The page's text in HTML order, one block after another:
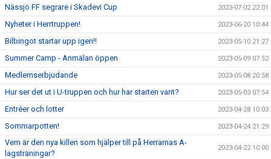
Nässjö FF segrare i Skadevi Cup 2023-07-02 22:01
Nyheter i Herrtruppen! 2023-06-20 10:44
Bilbingot startar upp igen!! 2023-05-10 21:27
Summer Camp - Anmälan öppen 2023-05-09 07:52
Medlemserbjudande 2023-05-08 20:58
Hur ser det ut i U-truppen och hur har starten varit? 2023-05-03 07:54
Entréer och lotter 2023-04-28 10:03
Sommarpotten! 2023-04-24 21:29
Vem är den nya killen som hjälper till på Herrarnas A-
lagsträningar?
2023-04-22 10:00